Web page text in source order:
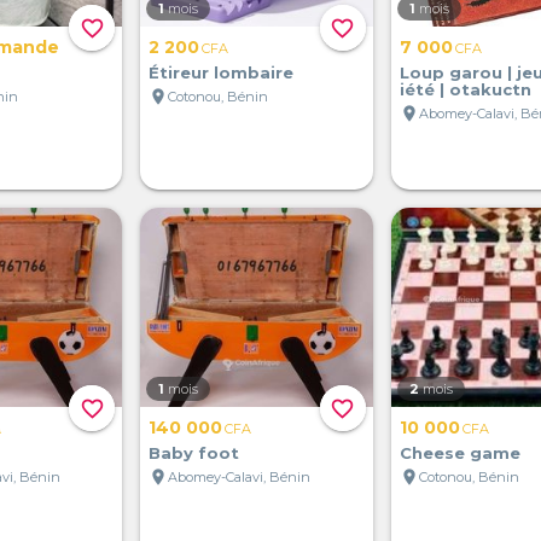
favorite_border favorite_border
1 mois
2 200CFA
Étireur lombaire
location_onCotonou, Bénin
1 mois
7 000CFA
Loup garou |
iété | otakuctn
location_on Abomey-Calavi,
favorite_border
Bénin
favorite_border
1 mois
140 000CFA
Baby foot
location_onAbomey-Calavi, Bénin
2 mois
10 000CFA
Cheese game
location_on Cotonou, Bénin